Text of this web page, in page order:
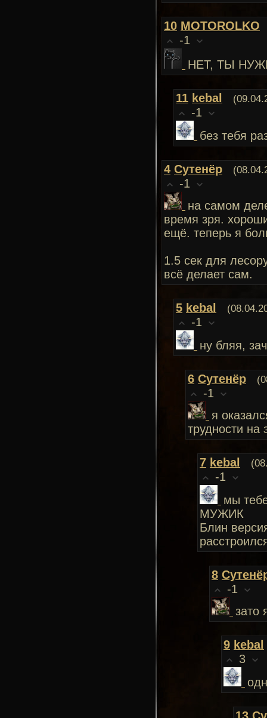
10 MOTOROLKO
-1
НЕТ, ТЫ
11 kebal
-1
без тебя
4 Сутенёр
-1
на самом
время зря.
ещё. теперь я
1.5 сек для
всё делает сам.
5 kebal
-1
ну бляя,
6 Сутенёр
-1
я
трудности на
7 kebal
-1
мы
МУЖИК
Блин
8
-1
зато
9 kebal
3